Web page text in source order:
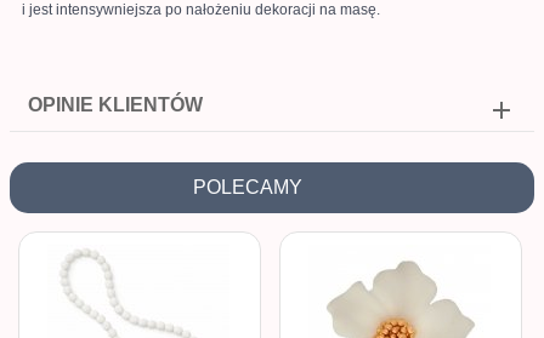
i jest intensywniejsza po nałożeniu dekoracji na masę.
OPINIE KLIENTÓW
POLECAMY